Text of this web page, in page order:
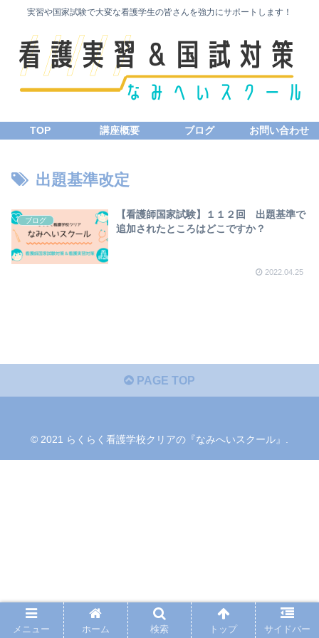
実習や国家試験で大変な看護学生の皆さんを強力にサポートします！
TOP 講座概要 ブログ お問い合わせ
出題基準改定
ブログ
【看護師国家試験】１１２回 出題基準で
追加されたところはどこですか？
2022.04.25
PAGE TOP
© 2021 らくらく看護学校クリアの『なみへいスクール』.
メニュー ホーム 検索 トップ サイドバー